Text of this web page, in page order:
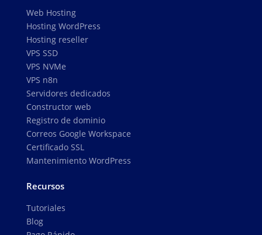
Web Hosting
Hosting WordPress
Hosting reseller
VPS SSD
VPS NVMe
VPS n8n
Servidores dedicados
Constructor web
Registro de dominio
Correos Google Workspace
Certificado SSL
Mantenimiento WordPress
Recursos
Tutoriales
Blog